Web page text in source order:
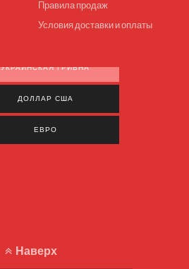
Правила продаж
Условия доставки и оплаты
УКРАИНСКАЯ ГРИВНА
ДОЛЛАР США
ЕВРО
Наверх